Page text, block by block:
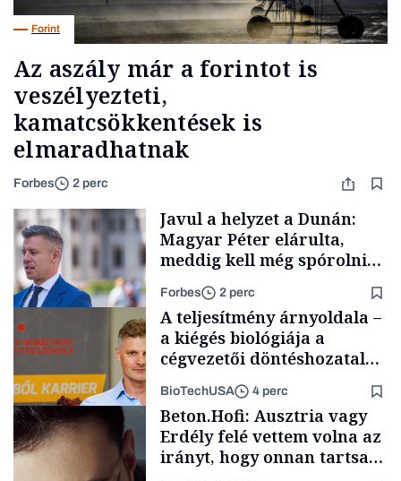
Forint
Az aszály már a forintot is
veszélyezteti,
kamatcsökkentések is
elmaradhatnak
Forbes 2 perc
Társadalom
Javul a helyzet a Dunán:
Magyar Péter elárulta,
meddig kell még spórolni
Forbes 2 perc
A teljesítmény árnyoldala –
a kiégés biológiája a
cégvezetői döntéshozatal
BioTechUSA 4 perc
Beton.Hofi: Ausztria vagy
Erdély felé vettem volna az
irányt, hogy onnan tartsam